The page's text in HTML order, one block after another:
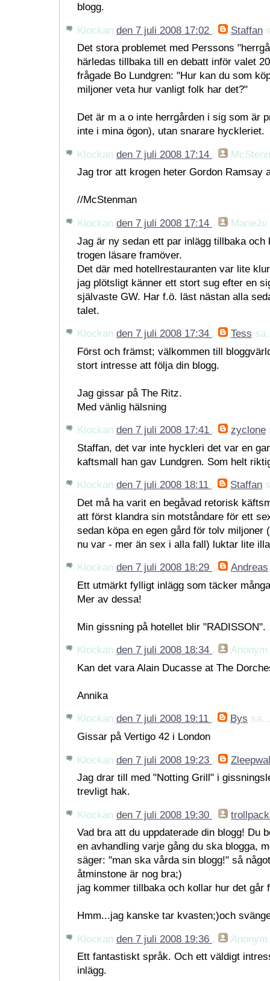
blogg.
Klockan den 7 juli 2008 17:02 , Staffan
Det stora problemet med Perssons
härledas tillbaka till en debatt inför valet
frågade Bo Lundgren: "Hur kan du som
miljoner veta hur vanligt folk har det?"
Det är m a o inte herrgården i sig som är
inte i mina ögon), utan snarare hyckleriet.
Klockan den 7 juli 2008 17:14 ,
Jag tror att krogen heter Gordon Ramsay
//McStenman
Klockan den 7 juli 2008 17:14 , MarieJo
Jag är ny sedan ett par inlägg tillbaka
trogen läsare framöver.
Det där med hotellrestauranten var lite
jag plötsligt känner ett stort sug efter en
självaste GW. Har f.ö. läst nästan alla
talet.
Klockan den 7 juli 2008 17:34 , Tess
Först och främst; välkommen till
stort intresse att följa din blogg.
Jag gissar på The Ritz.
Med vänlig hälsning
Klockan den 7 juli 2008 17:41 , zyclone
Staffan, det var inte hyckleri det var en
kaftsmall han gav Lundgren. Som helt
Klockan den 7 juli 2008 18:11 , Staffan
Det må ha varit en begåvad retorisk
att först klandra sin motståndare för ett
sedan köpa en egen gård för tolv miljoner
nu var - mer än sex i alla fall) luktar lite
Klockan den 7 juli 2008 18:29 , Andreas
Ett utmärkt fylligt inlägg som täcker
Mer av dessa!
Min gissning på hotellet blir "RADISSON".
Klockan den 7 juli 2008 18:34 , Anonym
Kan det vara Alain Ducasse at The
Annika
Klockan den 7 juli 2008 19:11 , Bys sa...
Gissar på Vertigo 42 i London
Klockan den 7 juli 2008 19:23 ,
Jag drar till med "Notting Grill" i
trevligt hak.
Klockan den 7 juli 2008 19:30 ,
Vad bra att du uppdaterade din blogg! Du
en avhandling varje gång du ska blogga,
säger: "man ska vårda sin blogg!" så
åtminstone är nog bra;)
jag kommer tillbaka och kollar hur det går
Hmm...jag kanske tar kvasten;)och
Klockan den 7 juli 2008 19:36 , Anonym
Ett fantastiskt språk. Och ett väldigt
inlägg.